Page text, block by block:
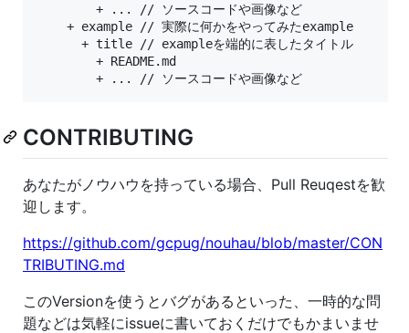
        + ... // ソースコードや画像など
    + example // 実際に何かをやってみたexample
      + title // exampleを端的に表したタイトル
        + README.md
CONTRIBUTING
あなたがノウハウを持っている場合、Pull Reuqestを歓
迎します。
https://github.com/gcpug/nouhau/blob/master/CON
TRIBUTING.md
このVersionを使うとバグがあるといった、一時的な問
題などは気軽にissueに書いておくだけでもかまいませ